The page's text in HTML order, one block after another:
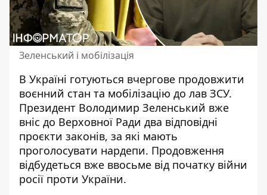
Зеленський і мобілізація
В Україні готуються вчергове продовжити
воєнний стан та мобілізацію до лав ЗСУ.
Президент Володимир Зеленський вже
вніс до Верховної Ради два відповідні
проєкти законів, за які мають
проголосувати нардепи. Продовження
відбудеться вже ввосьме від початку війни
росії проти України.